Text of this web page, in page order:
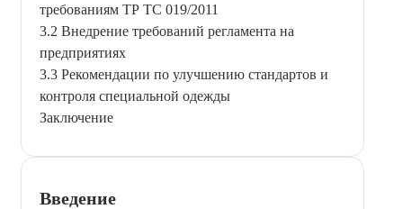
требованиям ТР ТС 019/2011
3.2 Внедрение требований регламента на
предприятиях
3.3 Рекомендации по улучшению стандартов и
контроля специальной одежды
Заключение
Введение